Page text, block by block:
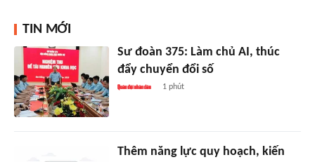
TIN MỚI
Sư đoàn 375: Làm chủ AI, thúc
đẩy chuyển đổi số
1 phút
Thêm năng lực quy hoạch, kiến